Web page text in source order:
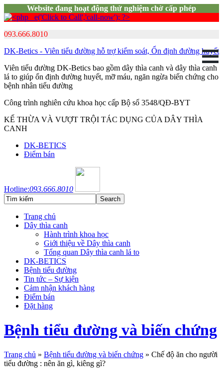
Website đang hoạt động thử nghiệm chờ cấp phép
093.666.8010
DK-Betics - Viên tiểu đường hỗ trợ kiểm soát, Ổn định đường huyết
Viên tiểu đường DK-Betics bao gồm dây thìa canh và dây thìa canh
lá to giúp ổn định đường huyết, mỡ máu, ngăn ngừa biến chứng cho
bệnh nhân tiểu đường
Công trình nghiên cứu khoa học cấp Bộ số 3548/QĐ-BYT
KẾ THỪA VÀ VƯỢT TRỘI TÁC DỤNG CỦA DÂY THÌA
CANH
DK-BETICS
Điểm bán
Hotline:093.666.8010
Trang chủ
Dây thìa canh
Hành trình khoa học
Giới thiệu về Dây thìa canh
Tổng quan Dây thìa canh lá to
DK-BETICS
Bệnh tiểu đường
Tin tức – Sự kiện
Cảm nhận khách hàng
Điểm bán
Đặt hàng
Bệnh tiểu đường và biến chứng
Trang chủ » Bệnh tiểu đường và biến chứng » Chế độ ăn cho người
tiểu đường : nên ăn gì, kiêng gì?